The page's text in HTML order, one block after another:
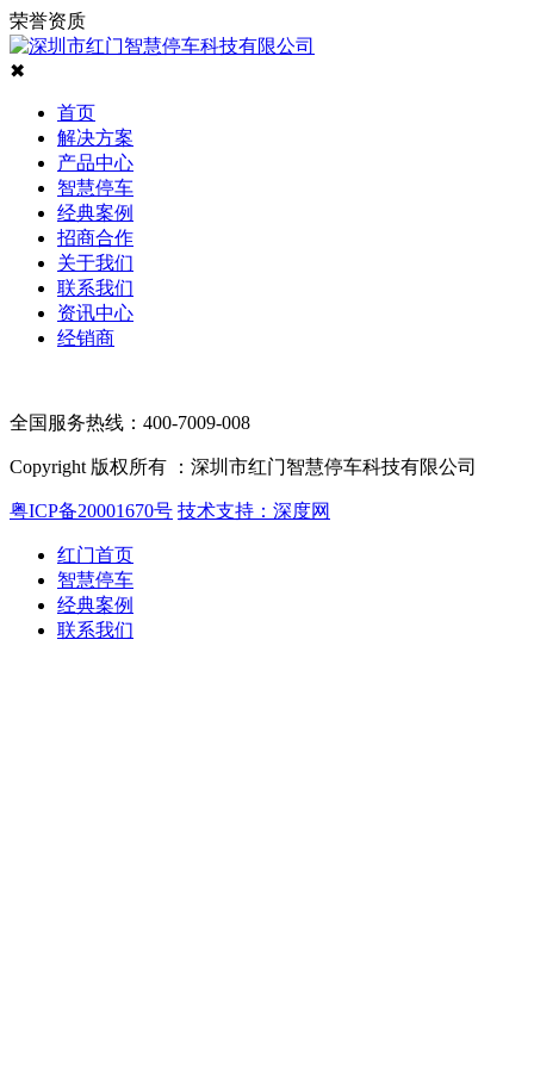
荣誉资质
✖
首页
解决方案
产品中心
智慧停车
经典案例
招商合作
关于我们
联系我们
资讯中心
经销商
全国服务热线：400-7009-008
Copyright 版权所有 ：深圳市红门智慧停车科技有限公司
粤ICP备20001670号 技术支持：深度网
红门首页
智慧停车
经典案例
联系我们